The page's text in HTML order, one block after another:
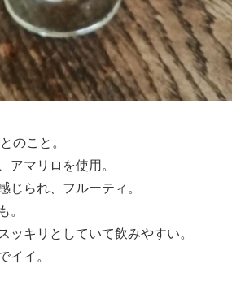
のこと。
アマリロを使用。
じられ、フルーティ。
。
ッキリとしていて飲みやすい。
イイ。